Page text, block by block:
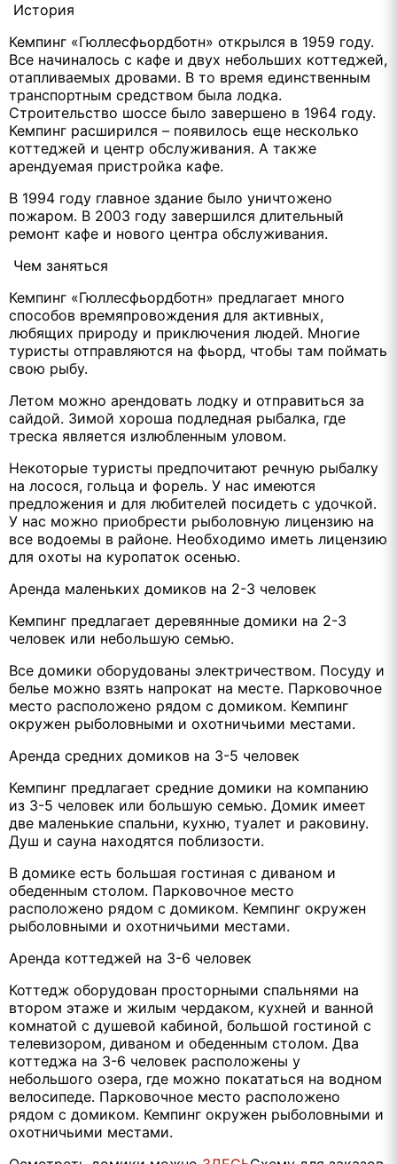
История
Кемпинг «Гюллесфьордботн» открылся в 1959 году.
Все начиналось с кафе и двух небольших коттеджей,
отапливаемых дровами. В то время единственным
транспортным средством была лодка.
Строительство шоссе было завершено в 1964 году.
Кемпинг расширился – появилось еще несколько
коттеджей и центр обслуживания. А также
арендуемая пристройка кафе.
В 1994 году главное здание было уничтожено
пожаром. В 2003 году завершился длительный
ремонт кафе и нового центра обслуживания.
Чем заняться
Кемпинг «Гюллесфьордботн» предлагает много
способов времяпровождения для активных,
любящих природу и приключения людей. Многие
туристы отправляются на фьорд, чтобы там поймать
свою рыбу.
Летом можно арендовать лодку и отправиться за
сайдой. Зимой хороша подледная рыбалка, где
треска является излюбленным уловом.
Некоторые туристы предпочитают речную рыбалку
на лосося, гольца и форель. У нас имеются
предложения и для любителей посидеть с удочкой.
У нас можно приобрести рыболовную лицензию на
все водоемы в районе. Необходимо иметь лицензию
для охоты на куропаток осенью.
Аренда маленьких домиков на 2-3 человек
Кемпинг предлагает деревянные домики на 2-3
человек или небольшую семью.
Все домики оборудованы электричеством. Посуду и
белье можно взять напрокат на месте. Парковочное
место расположено рядом с домиком. Кемпинг
окружен рыболовными и охотничьими местами.
Аренда средних домиков на 3-5 человек
Кемпинг предлагает средние домики на компанию
из 3-5 человек или большую семью. Домик имеет
две маленькие спальни, кухню, туалет и раковину.
Душ и сауна находятся поблизости.
В домике есть большая гостиная с диваном и
обеденным столом. Парковочное место
расположено рядом с домиком. Кемпинг окружен
рыболовными и охотничьими местами.
Аренда коттеджей на 3-6 человек
Коттедж оборудован просторными спальнями на
втором этаже и жилым чердаком, кухней и ванной
комнатой с душевой кабиной, большой гостиной с
телевизором, диваном и обеденным столом. Два
коттеджа на 3-6 человек расположены у
небольшого озера, где можно покататься на водном
велосипеде. Парковочное место расположено
рядом с домиком. Кемпинг окружен рыболовными и
охотничьими местами.